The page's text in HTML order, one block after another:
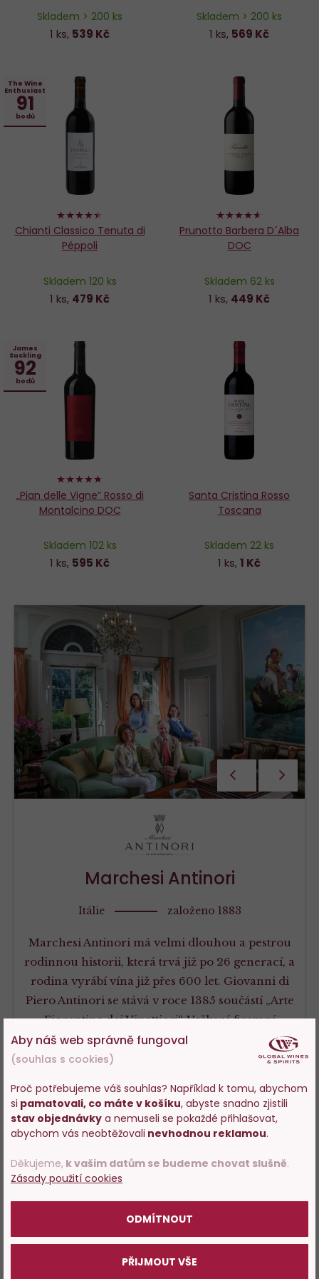
Skladem > 200 ks
1 ks, 539 Kč
Skladem > 200 ks
1 ks, 569 Kč
The Wine
Enthusiast
91
bodů
88%
Chianti Classico Tenuta di
Péppoli
Skladem 120 ks
1 ks, 479 Kč
92%
Prunotto Barbera D´Alba
DOC
Skladem 62 ks
1 ks, 449 Kč
James
Suckling
92
bodů
94%
„Pian delle Vigne” Rosso di
Montalcino DOC
Skladem 102 ks
1 ks, 595 Kč
Santa Cristina Rosso
Toscana
Skladem 22 ks
1 ks,1 Kč
Marchesi Antinori
Itálie založeno 1883
Marchesi Antinori má velmi dlouhou a pestrou
rodinnou historii, která trvá již po 26 generací, a
rodina vyrábí vína již přes 600 let. Giovanni di
Piero Antinori se stává v roce 1385 součástí „Arte
Fiorentina dei Vinattieri“. Veškeré firemní
inovace v celé historii si rodina vždy osobně
VÍCE O VÝROBCI
PŘEDCHOZÍ
Ochutnejte další produkty od
výrobce
Suckling
96
Aby náš web správně fungoval
(souhlas s cookies)
Proč potřebujeme váš souhlas? Například k tomu, abychom
si pamatovali, co máte v košíku, abyste snadno zjistili
stav objednávky a nemuseli se pokaždé přihlašovat,
abychom vás neobtěžovali nevhodnou reklamou.
Děkujeme, k vašim datům se budeme chovat slušně.
Zásady použití cookies
ODMÍTNOUT
PŘIJMOUT VŠE
Vstupujete na stránky
s prodejem alkoholu. Prosím